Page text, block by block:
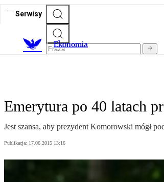
Serwisy
Ekonomia
Emerytura po 40 latach
Jest szansa, aby prezydent Komorowski mógł
Publikacja: 17.06.2015 13:16